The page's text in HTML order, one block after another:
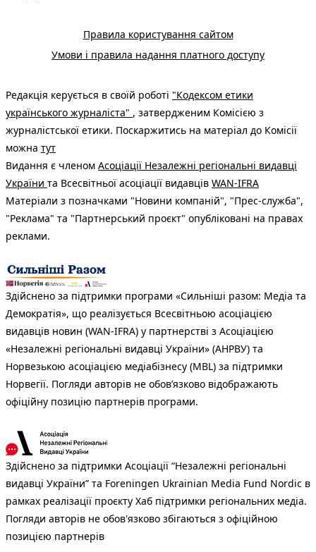
Правила користування сайтом
Умови і правила надання платного доступу
Редакція керується в своїй роботі "Кодексом етики
українського журналіста" , затвердженим Комісією з
журналістської етики. Поскаржитись на матеріал до Комісії
можна тут
Видання є членом Асоціації Незалежні регіональні видавці
України та Всесвітньої асоціації видавців WAN-IFRA
Матеріали з позначками "Новини компаній", "Прес-служба",
"Реклама" та "Партнерський проєкт" опубліковані на правах
реклами.
Здійснено за підтримки програми «Сильніші разом: Медіа та
Демократія», що реалізується Всесвітньою асоціацією
видавців новин (WAN-IFRA) у партнерстві з Асоціацією
«Незалежні регіональні видавці України» (АНРВУ) та
Норвезькою асоціацією медіабізнесу (MBL) за підтримки
Норвегії. Погляди авторів не обов’язково відображають
офіційну позицію партнерів програми.
Здійснено за підтримки Асоціації “Незалежні регіональні
видавці України” та Foreningen Ukrainian Media Fund Nordic в
рамках реалізації проєкту Хаб підтримки регіональних медіа.
Погляди авторів не обов'язково збігаються з офіційною
позицією партнерів